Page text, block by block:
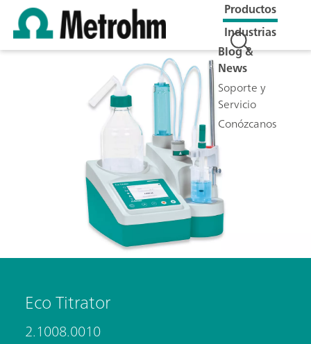
Productos
Industrias
Blog &
News
Soporte y
Servicio
Conózcanos
Eco Titrator
2.1008.0010